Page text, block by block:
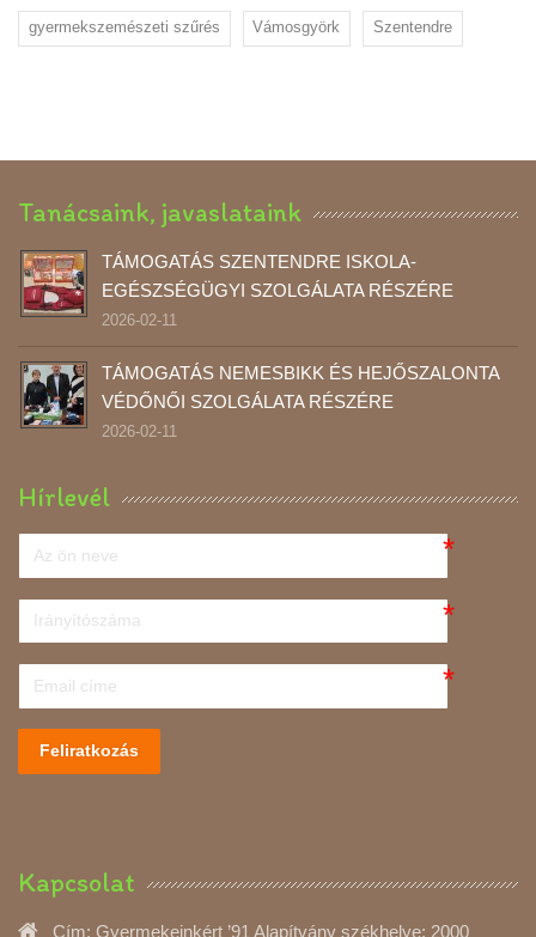
gyermekszemészeti szűrés Vámosgyörk Szentendre
Tanácsaink, javaslataink
TÁMOGATÁS SZENTENDRE ISKOLA-
EGÉSZSÉGÜGYI SZOLGÁLATA RÉSZÉRE
2026-02-11
TÁMOGATÁS NEMESBIKK ÉS HEJŐSZALONTA
VÉDŐNŐI SZOLGÁLATA RÉSZÉRE
2026-02-11
Hírlevél
Feliratkozás
Kapcsolat
Cím: Gyermekeinkért ’91 Alapítvány székhelye: 2000